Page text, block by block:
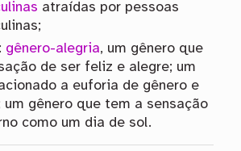
atraídas por pessoas
gênero-alegria, um gênero que
de ser feliz e alegre; um
a euforia de gênero e
gênero que tem a sensação
como um dia de sol.